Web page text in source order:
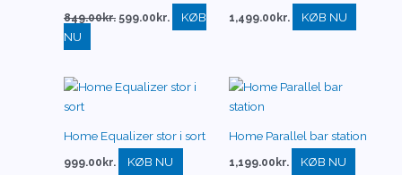
849.00kr. 599.00 kr.
KØB
NU
1,499.00 kr. KØB NU
Home Equalizer stor i sort
999.00 kr. KØB NU
Home Parallel bar station
1,199.00 kr. KØB NU